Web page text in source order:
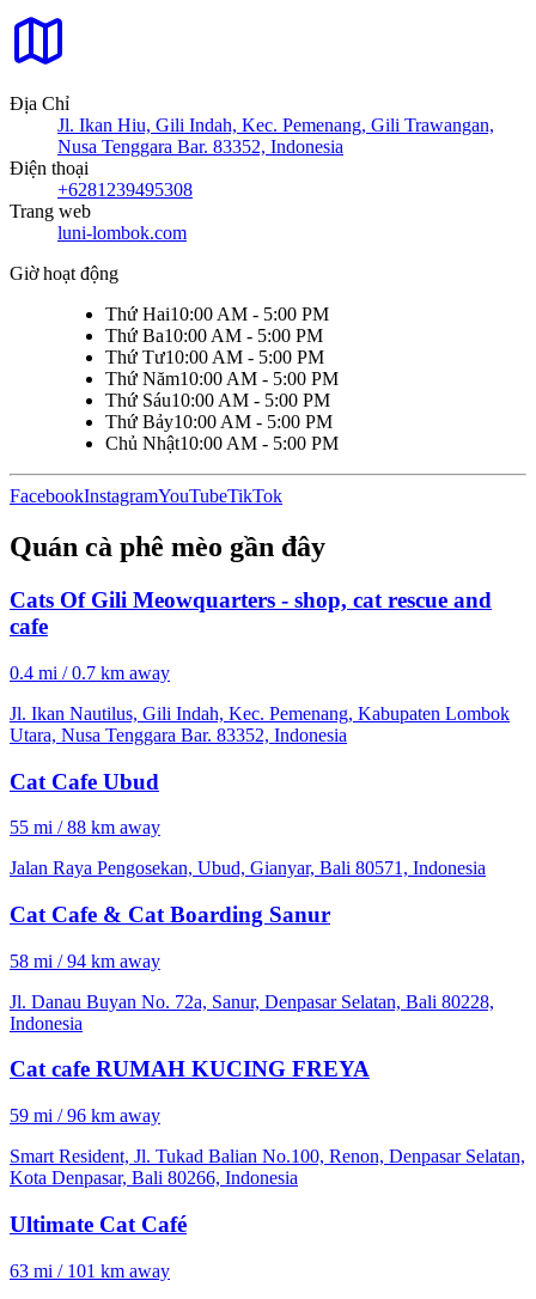
Địa Chỉ
Jl. Ikan Hiu, Gili Indah, Kec. Pemenang, Gili Trawangan,
Nusa Tenggara Bar. 83352, Indonesia
Điện thoại
+6281239495308
Trang web
luni-lombok.com
Giờ hoạt động
Thứ Hai10:00 AM - 5:00 PM
Thứ Ba10:00 AM - 5:00 PM
Thứ Tư10:00 AM - 5:00 PM
Thứ Năm10:00 AM - 5:00 PM
Thứ Sáu10:00 AM - 5:00 PM
Thứ Bảy10:00 AM - 5:00 PM
Chủ Nhật10:00 AM - 5:00 PM
FacebookInstagramYouTubeTikTok
Quán cà phê mèo gần đây
Cats Of Gili Meowquarters - shop, cat rescue and
cafe
0.4 mi / 0.7 km away
Jl. Ikan Nautilus, Gili Indah, Kec. Pemenang, Kabupaten Lombok
Utara, Nusa Tenggara Bar. 83352, Indonesia
Cat Cafe Ubud
55 mi / 88 km away
Jalan Raya Pengosekan, Ubud, Gianyar, Bali 80571, Indonesia
Cat Cafe & Cat Boarding Sanur
58 mi / 94 km away
Jl. Danau Buyan No. 72a, Sanur, Denpasar Selatan, Bali 80228,
Indonesia
Cat cafe RUMAH KUCING FREYA
59 mi / 96 km away
Smart Resident, Jl. Tukad Balian No.100, Renon, Denpasar Selatan,
Kota Denpasar, Bali 80266, Indonesia
Ultimate Cat Café
63 mi / 101 km away